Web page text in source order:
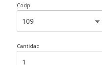
Codp
Cantidad